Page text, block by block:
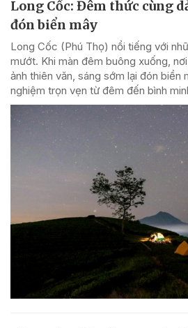
Long Cốc: Đêm thức cùng
đón biển mây
Long Cốc (Phú Thọ) nổi tiếng với
mướt. Khi màn đêm buông xuống,
ảnh thiên văn, sáng sớm lại đón biển
nghiệm trọn vẹn từ đêm đến bình